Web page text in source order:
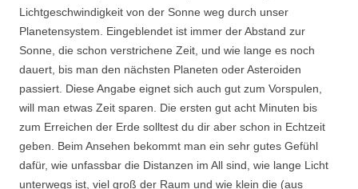
Lichtgeschwindigkeit von der Sonne weg durch unser
Planetensystem. Eingeblendet ist immer der Abstand zur
Sonne, die schon verstrichene Zeit, und wie lange es noch
dauert, bis man den nächsten Planeten oder Asteroiden
passiert. Diese Angabe eignet sich auch gut zum Vorspulen,
will man etwas Zeit sparen. Die ersten gut acht Minuten bis
zum Erreichen der Erde solltest du dir aber schon in Echtzeit
geben. Beim Ansehen bekommt man ein sehr gutes Gefühl
dafür, wie unfassbar die Distanzen im All sind, wie lange Licht
unterwegs ist, viel groß der Raum und wie klein die (aus